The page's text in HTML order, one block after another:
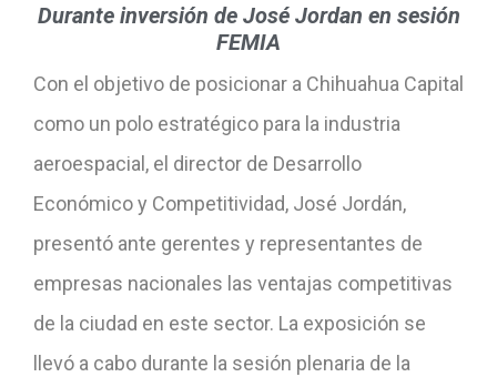
Durante inversión de José Jordan en sesión
FEMIA
Con el objetivo de posicionar a Chihuahua Capital
como un polo estratégico para la industria
aeroespacial, el director de Desarrollo
Económico y Competitividad, José Jordán,
presentó ante gerentes y representantes de
empresas nacionales las ventajas competitivas
de la ciudad en este sector. La exposición se
llevó a cabo durante la sesión plenaria de la